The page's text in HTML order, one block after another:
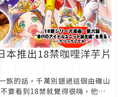
本推出18禁咖哩洋芋片
族的話，千萬別錯過這個由磯山
要看到18禁就覺得很嗨，他其